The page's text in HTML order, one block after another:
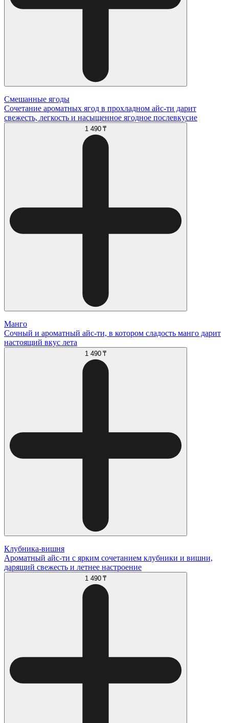
Смешанные ягоды
Сочетание ароматных ягод в прохладном айс-ти дарит
свежесть, легкость и насыщенное ягодное послевкусие
1 490 ₸
Манго
Сочный и ароматный айс-ти, в котором сладость манго дарит
настоящий вкус лета
1 490 ₸
Клубника-вишня
Ароматный айс-ти с ярким сочетанием клубники и вишни,
дарящий свежесть и летнее настроение
1 490 ₸